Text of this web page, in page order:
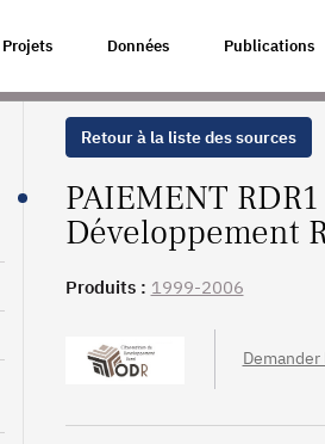
Projets Données Publications
RÈGLEMENT DE DÉVELOPPEMENT RURAL
Retour à la liste des sources
PAIEMENT
Développement
Produits : 1999-2006
Demander